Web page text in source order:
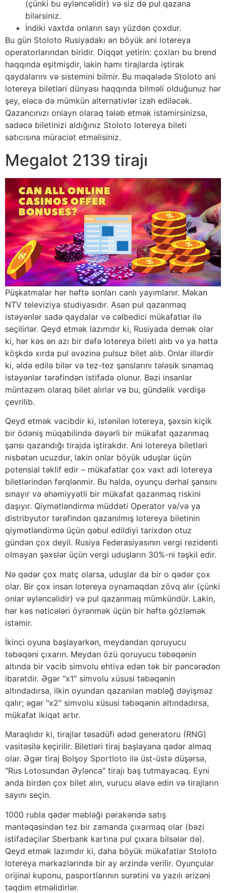
(çünki bu əyləncəlidir) və siz də pul qazana
bilərsiniz.
İndiki vaxtda onların sayı yüzdən çoxdur.
Bu gün Stoloto Rusiyadakı ən böyük ani lotereya
operatorlarından biridir. Diqqət yetirin: çoxları bu brend
haqqında eşitmişdir, lakin hamı tirajlarda iştirak
qaydalarını və sistemini bilmir. Bu məqalədə Stoloto ani
lotereya biletləri dünyası haqqında bilməli olduğunuz hər
şey, eləcə də mümkün alternativlər izah ediləcək.
Qazancınızı onlayn olaraq tələb etmək istəmirsinizsə,
sadəcə biletinizi aldığınız Stoloto lotereya bileti
satıcısına müraciət etməlisiniz.
Megalot 2139 tirajı
Püşkatmalar hər həftə sonları canlı yayımlanır. Məkan
NTV televiziya studiyasıdır. Asan pul qazanmaq
istəyənlər sadə qaydalar və cəlbedici mükafatlar ilə
seçilirlər. Qeyd etmək lazımdır ki, Rusiyada demək olar
ki, hər kəs ən azı bir dəfə lotereya bileti alıb və ya hətta
köşkdə xırda pul əvəzinə pulsuz bilet alıb. Onlar illərdir
ki, əldə edilə bilər və tez-tez şanslarını tələsik sınamaq
istəyənlər tərəfindən istifadə olunur. Bəzi insanlar
müntəzəm olaraq bilet alırlar və bu, gündəlik vərdişə
çevrilib.
Qeyd etmək vacibdir ki, istənilən lotereya, şəxsin kiçik
bir ödəniş müqabilində dəyərli bir mükafat qazanmaq
şansı qazandığı tirajda iştirakdır. Ani lotereya biletləri
nisbətən ucuzdur, lakin onlar böyük uduşlar üçün
potensial təklif edir – mükafatlar çox vaxt adi lotereya
biletlərindən fərqlənmir. Bu halda, oyunçu dərhal şansını
sınayır və əhəmiyyətli bir mükafat qazanmaq riskini
daşıyır. Qiymətləndirmə müddəti Operator və/və ya
distribyutor tərəfindən qazanılmış lotereya biletinin
qiymətləndirmə üçün qəbul edildiyi tarixdən otuz
gündən çox deyil. Rusiya Federasiyasının vergi rezidenti
olmayan şəxslər üçün vergi uduşların 30%-ni təşkil edir.
Nə qədər çox matç olarsa, uduşlar da bir o qədər çox
olar. Bir çox insan lotereya oynamaqdan zövq alır (çünki
onlar əyləncəlidir) və pul qazanmaq mümkündür. Lakin,
hər kəs nəticələri öyrənmək üçün bir həftə gözləmək
istəmir.
İkinci oyuna başlayarkən, meydandan qoruyucu
təbəqəni çıxarın. Meydan özü qoruyucu təbəqənin
altında bir vacib simvolu ehtiva edən tək bir pəncərədən
ibarətdir. Əgər "x1" simvolu xüsusi təbəqənin
altındadırsa, ilkin oyundan qazanılan məbləğ dəyişməz
qalır; əgər "x2" simvolu xüsusi təbəqənin altındadırsa,
mükafat ikiqat artır.
Maraqlıdır ki, tirajlar təsadüfi ədəd generatoru (RNG)
vasitəsilə keçirilir. Biletləri tiraj başlayana qədər almaq
olar. Əgər tiraj Bolşoy Sportloto ilə üst-üstə düşərsə,
"Rus Lotosundan Əyləncə" tirajı baş tutmayacaq. Eyni
anda birdən çox bilet alın, vurucu əlavə edin və tirajların
sayını seçin.
1000 rubla qədər məbləği pərakəndə satış
məntəqəsindən tez bir zamanda çıxarmaq olar (bəzi
istifadəçilər Sberbank kartına pul çıxara bilsələr də).
Qeyd etmək lazımdır ki, daha böyük mükafatlar Stoloto
lotereya mərkəzlərində bir ay ərzində verilir. Oyunçular
orijinal kuponu, pasportlarının surətini və yazılı ərizəni
təqdim etməlidirlər.